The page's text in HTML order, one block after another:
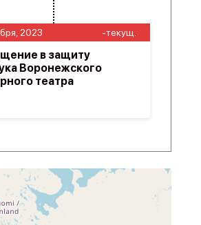
2023 -текущ.
в защиту
Воронежского
театра